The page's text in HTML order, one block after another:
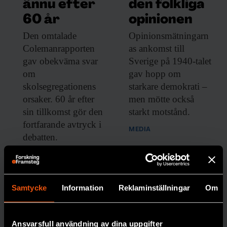
Samtycke Information Reklaminställningar Om
Ansvarsfull användning av dina uppgifter
säger Sofia Andersson.
När skatten rengjorts och undersökts ska
den värderas. Om Riksantikvarieämbetet
beslutar att lösa in den till staten kommer
upphittarna att få en rejäl hittelön.
ännu efter
60 år
Den omtalade
Colemanrapporten
gav obekväma svar
om
skolsegregationens
orsaker. 60 år efter
sin tillkomst gör den
fortfarande avtryck i
debatten.
SOCIOLOGI
den folkliga
opinionen
Opinionsmätningarn
as ankomst till
Sverige på 1940-talet
gav hopp om
starkare demokrati –
men mötte också
starkt motstånd.
MEDIA